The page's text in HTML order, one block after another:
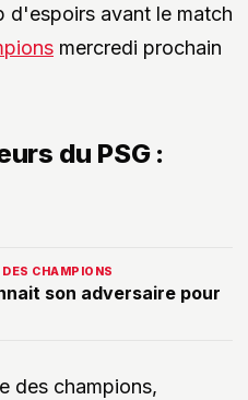
d'espoirs avant le match
mercredi prochain
du PSG :
CHAMPIONS
son adversaire pour
des champions,